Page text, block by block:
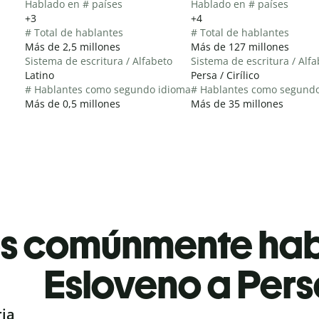
Hablado en # países
+3
# Total de hablantes
Más de 2,5 millones
Sistema de escritura / Alfabeto
Latino
# Hablantes como segundo idioma
Más de 0,5 millones
Hablado en # países
+4
# Total de hablantes
Más de 127 millones
Sistema de escritura /
Persa / Cirílico
# Hablantes como
Más de 35 millones
comúnmente
Esloveno a